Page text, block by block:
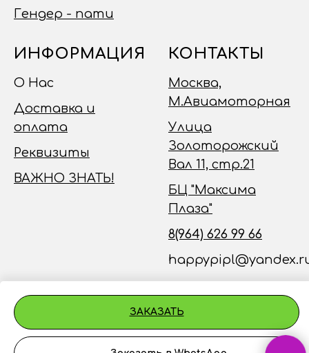
ЗАКАЗАТЬ
Гендер - пати
ИНФОРМАЦИЯ
О Нас
Доставка и
оплата
Реквизиты
ВАЖНО ЗНАТЬ!
КОНТАКТЫ
Москва,
М.Авиамоторная
Улица
Золоторожский
Вал 11, стр.21
БЦ "Максима
Плаза"
8(964) 626 99 66